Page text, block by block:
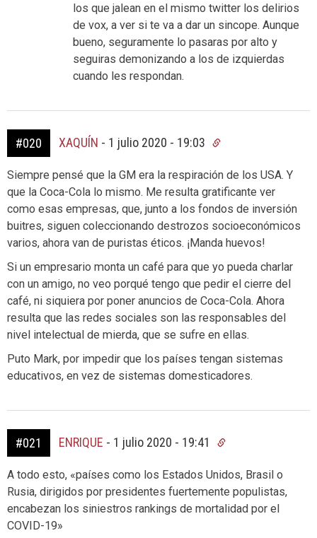
los que jalean en el mismo twitter los delirios
de vox, a ver si te va a dar un sincope. Aunque
bueno, seguramente lo pasaras por alto y
seguiras demonizando a los de izquierdas
cuando les respondan.
#020 XAQUÍN - 1 julio 2020 - 19:03
Siempre pensé que la GM era la respiración de los USA. Y
que la Coca-Cola lo mismo. Me resulta gratificante ver
como esas empresas, que, junto a los fondos de inversión
buitres, siguen coleccionando destrozos socioeconómicos
varios, ahora van de puristas éticos. ¡Manda huevos!
Si un empresario monta un café para que yo pueda charlar
con un amigo, no veo porqué tengo que pedir el cierre del
café, ni siquiera por poner anuncios de Coca-Cola. Ahora
resulta que las redes sociales son las responsables del
nivel intelectual de mierda, que se sufre en ellas.
Puto Mark, por impedir que los países tengan sistemas
educativos, en vez de sistemas domesticadores.
#021 ENRIQUE - 1 julio 2020 - 19:41
A todo esto, «países como los Estados Unidos, Brasil o
Rusia, dirigidos por presidentes fuertemente populistas,
encabezan los siniestros rankings de mortalidad por el
COVID-19»